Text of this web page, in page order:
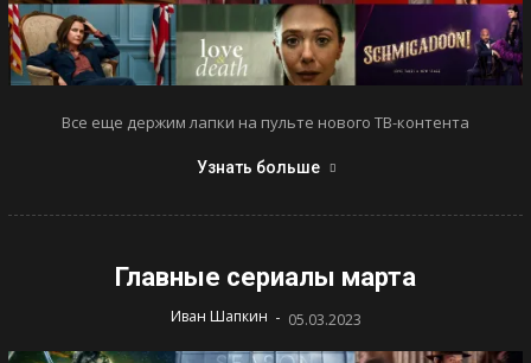
Все еще держим лапки на пульте нового ТВ-контента
Узнать больше
Главные сериалы марта
Иван Шапкин - 05.03.2023